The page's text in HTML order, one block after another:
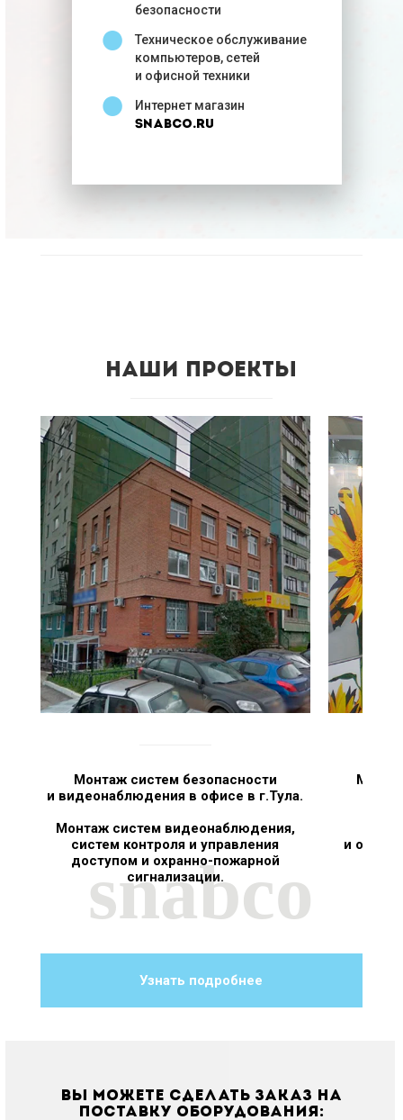
безопасности
●
Техническое обслуживание
компьютеров, сетей
и офисной техники
● Интернет магазин
SnabCo.ru
Наши проекты
Монтаж систем безопасности
и видеонаблюдения в офисе в г.Тула.
Монтаж систем видеонаблюдения,
систем контроля и управления
доступом и охранно-пожарной
сигнализации.
и
snabco
Узнать подробнее
Вы можете сделать заказ на
поставку оборудования: